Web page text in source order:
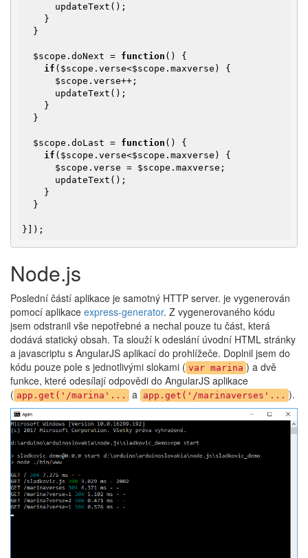
$scope .doNext = function ()
{
if ( $scope .verse<$scope .maxverse) {
$scope .verse++;
$scope .doLast = function ()
{
if ( $scope .verse<$scope .maxverse) {
$scope .verse = $scope .maxverse;
}]);
Node.js
Poslední částí aplikace je samotný HTTP server. je vygenerován
pomocí aplikace express-generator. Z vygenerovaného kódu
jsem odstranil vše nepotřebné a nechal pouze tu část, která
dodává statický obsah. Ta slouží k odeslání úvodní HTML stránky
a javascriptu s AngularJS aplikací do prohlížeče. Doplnil jsem do
kódu pouze pole s jednotlivými slokami ( var marina ) a dvě
funkce, které odesílají odpovědi do AngularJS aplikace
( app.get('/marina'... a app.get('/marinaverses'... ).